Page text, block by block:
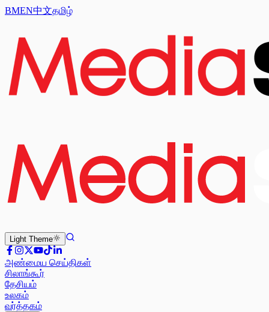
BMEN中文தமிழ்
Light Theme
அண்மைய செய்திகள்
சிலாங்கூர்
தேசியம்
உலகம்
வர்த்தகம்